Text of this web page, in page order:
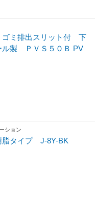
ミ排出スリット付 下
製 ＰＶＳ５０Ｂ PV
ション
脂タイプ J-8Y-BK